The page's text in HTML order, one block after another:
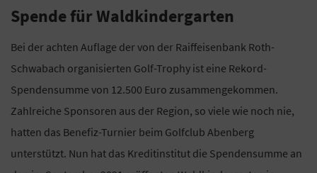
Spende für Waldkindergarten
Bei der achten Auflage der von der Raiffeisenbank Roth-
Schwabach organisierten Golf-Trophy ist eine Rekord-
Spendensumme von 12.500 Euro zusammengekommen.
Zahlreiche Sponsoren aus der Region, so viele wie noch nie,
hatten das Benefiz-Turnier beim Golfclub Abenberg
unterstützt. Nun hat das Kreditinstitut die Spendensumme an